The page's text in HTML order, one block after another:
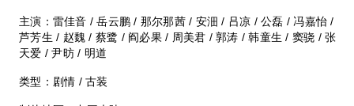
主演：雷佳音 / 岳云鹏 / 那尔那茜 / 安沺 / 吕凉 / 公磊 / 冯嘉怡 /
芦芳生 / 赵魏 / 蔡鹭 / 阎必果 / 周美君 / 郭涛 / 韩童生 / 窦骁 / 张
天爱 / 尹昉 / 明道
类型：剧情 / 古装